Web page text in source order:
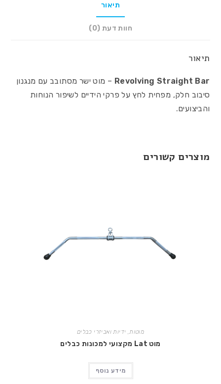
תיאור
חוות דעת (0)
תיאור
Revolving Straight Bar– מוט ישר מסתובב עם מנגנון
סיבוב חלק, מפחית לחץ על פרקי הידיים לשיפור הנוחות
והביצועים.
מוצרים קשורים
מוטות, ידיות ואביזרי כבלים
מוט Lat מקצועי למכונות כבלים
מידע נוסף